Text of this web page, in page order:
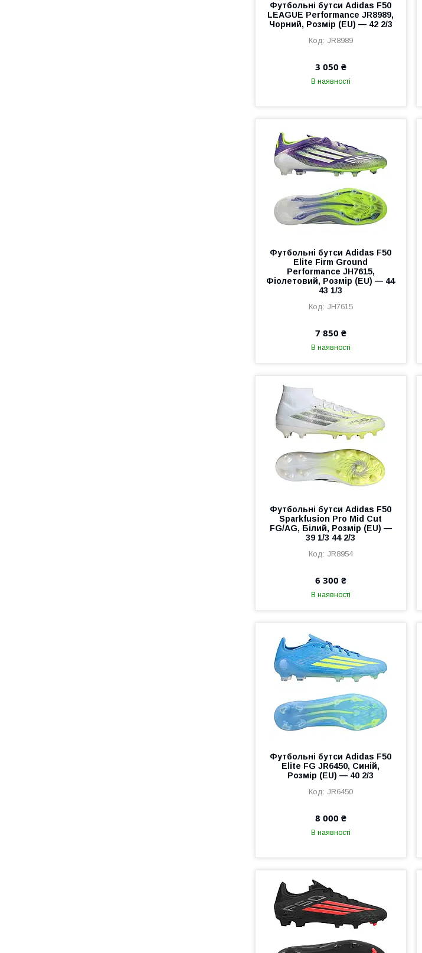
Футбольні бутси Adidas F50
LEAGUE Performance JR8989,
Чорний, Розмір (EU) — 42 2/3
JR8989
3 050 ₴
В наявності
Футбольні бутси Adidas F50
Elite Firm Ground
Performance JH7615,
Фіолетовий, Розмір (EU) — 44
43 1/3
JH7615
7 850 ₴
В наявності
Футбольні бутси Adidas F50
Sparkfusion Pro Mid Cut
FG/AG, Білий, Розмір (EU) —
39 1/3 44 2/3
JR8954
6 300 ₴
В наявності
Футбольні бутси Adidas F50
Elite FG JR6450, Синій,
Розмір (EU) — 40 2/3
JR6450
8 000 ₴
В наявності